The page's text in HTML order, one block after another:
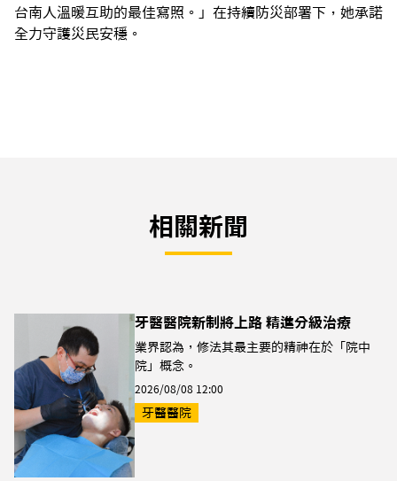
台南人溫暖互助的最佳寫照。」在持續防災部署下，她承諾
全力守護災民安穩。
相關新聞
牙醫醫院新制將上路 精進分級治療
業界認為，修法其最主要的精神在於「院中
院」概念。
2026/08/08 12:00
牙醫醫院